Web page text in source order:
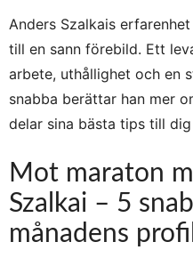
Anders Szalkais
till en sann förebild. Ett
arbete, uthållighet och en
snabba berättar han mer
delar sina bästa tips till
Mot maraton
Szalkai – 5
månadens profil